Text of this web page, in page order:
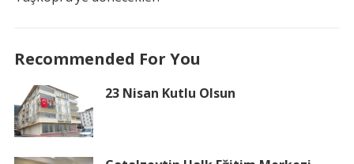
Recommended For You
23 Nisan Kutlu Olsun